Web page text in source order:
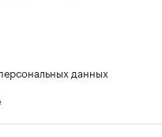
данных